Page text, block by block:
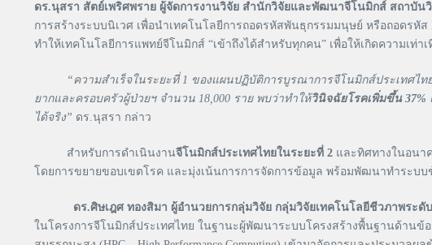
ดร.นุสรา สัตย์เพริศพราย ผู้จัดการงานวิจัย สำนักวิจัยและพัฒนาจีโนมิกส์ สถาบั
การสร้างระบบนิเวศ เพื่อนำเทคโนโลยีการถอดรหัสพันธุกรรมมนุษย์ หรือถอดรหั
ทำให้เทคโนโลยีการแพทย์จีโนมิกส์ “เข้าถึงได้สำหรับทุกคน” เพื่อให้เกิดความเท่
“ความสำเร็จในระยะที่ 1 ของแผนปฏิบัติการบูรณาการจีโนมิกส์ประเทศไท
ยากและครอบครัวผู้ป่วยฯ จำนวน 18,000 ราย พบว่าทำให้วินิจฉัยโรคเพิ่มขึ้น 37%
ได้จริง” ดร.นุสรา กล่าว
สำหรับการดำเนินงานจีโนมิกส์ประเทศไทยในระยะที่ 2 และทิศทางในอนา
โดยการขยายขอบเขตโรค และมุ่งเน้นการการจัดการข้อมูล พร้อมพัฒนาทำระบบ
ดร.ศิษเฎศ ทองสิมา ผู้อำนวยการกลุ่มวิจัย กลุ่มวิจัยเทคโนโลยีชีวภาพร
ในโครงการจีโนมิกส์ประเทศไทย ในฐานะผู้พัฒนาระบบโครงสร้างพื้นฐานด้านข้